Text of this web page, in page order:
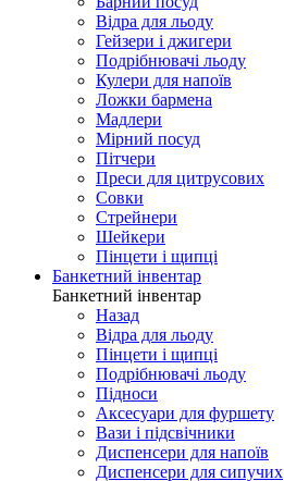
Відра для льоду
Гейзери і джигери
Подрібнювачі льоду
Кулери для напоїв
Ложки бармена
Мадлери
Мірний посуд
Пітчери
Преси для цитрусових
Совки
Стрейнери
Шейкери
Пінцети і щипці
Банкетний інвентар
Банкетний інвентар
Назад
Відра для льоду
Пінцети і щипці
Подрібнювачі льоду
Підноси
Аксесуари для фуршету
Вази і підсвічники
Диспенсери для напоїв
Диспенсери для сипучих